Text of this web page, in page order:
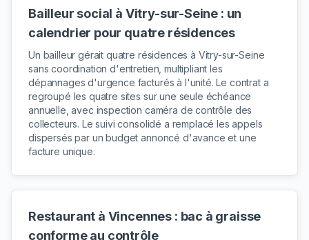
Bailleur social à Vitry-sur-Seine : un
calendrier pour quatre résidences
Un bailleur gérait quatre résidences à Vitry-sur-Seine
sans coordination d'entretien, multipliant les
dépannages d'urgence facturés à l'unité. Le contrat a
regroupé les quatre sites sur une seule échéance
annuelle, avec inspection caméra de contrôle des
collecteurs. Le suivi consolidé a remplacé les appels
dispersés par un budget annoncé d'avance et une
facture unique.
Restaurant à Vincennes : bac à graisse
conforme au contrôle